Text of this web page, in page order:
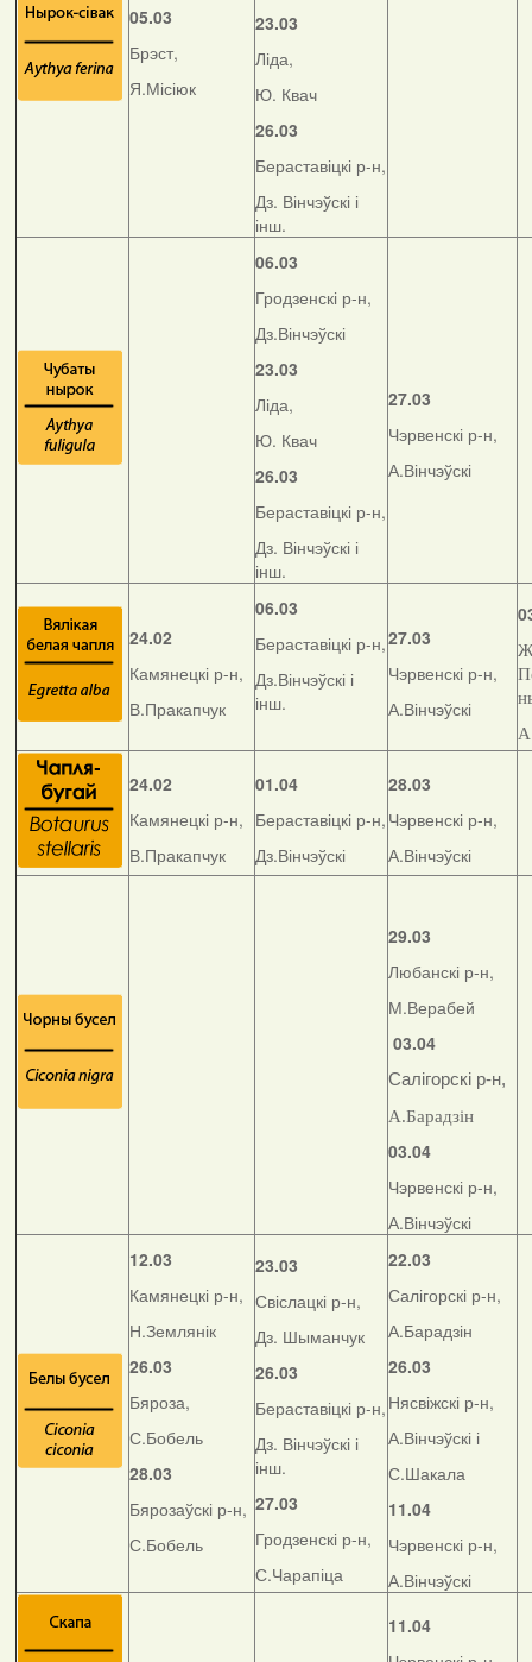
05.03
Брэст,
Я.Місіюк
23.03
Ліда,
Ю. Квач
26.03
Бераставіцкі р-н,
Дз. Вінчэўскі і
інш.
06.03
Гродзенскі р-н,
Дз.Вінчэўскі
23.03
Ліда,
Ю. Квач
26.03
Бераставіцкі р-н,
Дз. Вінчэўскі і
інш.
27.03
Чэрвенскі р-н,
А.Вінчэўскі
24.02
Камянецкі р-н,
В.Пракапчук
06.03
Бераставіцкі р-н,
Дз.Вінчэўскі і
інш.
27.03
Чэрвенскі р-н,
А.Вінчэўскі
24.02
Камянецкі р-н,
В.Пракапчук
01.04
Бераставіцкі р-н,
Дз.Вінчэўскі
28.03
Чэрвенскі р-н,
А.Вінчэўскі
29.03
Любанскі р-н,
М.Верабей
03.04
Салігорскі р-н,
А.Барадзін
03.04
Чэрвенскі р-н,
А.Вінчэўскі
12.03
Камянецкі р-н,
Н.Землянік
26.03
Бяроза,
С.Бобель
28.03
Бярозаўскі р-н,
С.Бобель
23.03
Свіслацкі р-н,
Дз. Шыманчук
26.03
Бераставіцкі р-н,
Дз. Вінчэўскі і
інш.
27.03
Гродзенскі р-н,
С.Чарапіца
22.03
Салігорскі р-н,
А.Барадзін
26.03
Нясвіжскі р-н,
А.Вінчэўскі і
С.Шакала
11.04
Чэрвенскі р-н,
А.Вінчэўскі
11.04